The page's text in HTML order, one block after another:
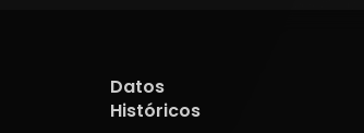
Datos
Históricos